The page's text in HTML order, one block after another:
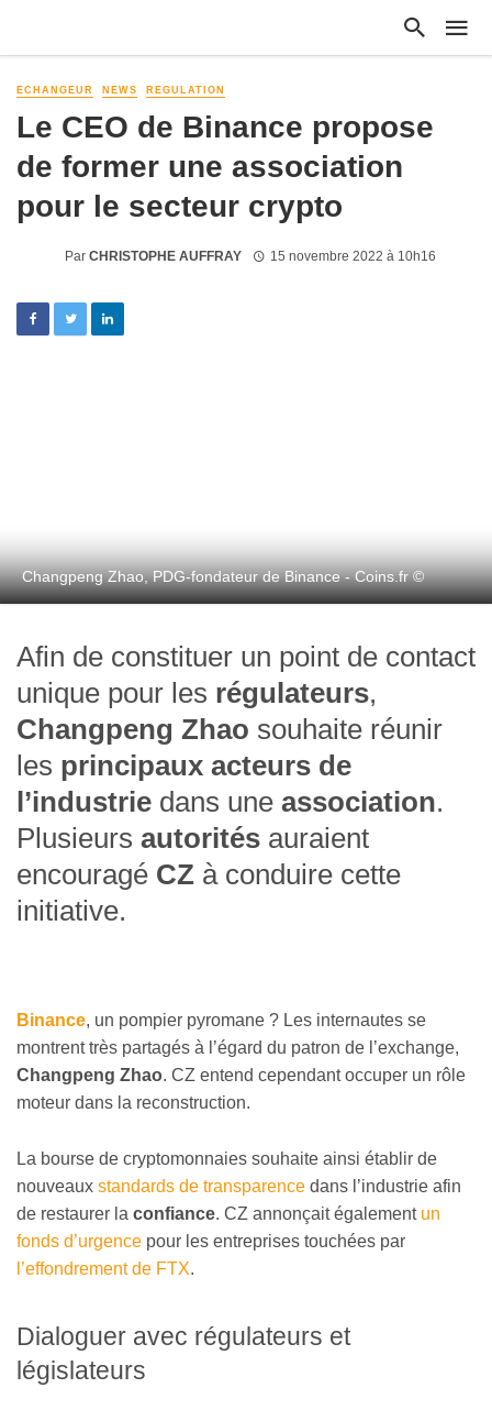
ECHANGEUR NEWS REGULATION
Le CEO de Binance propose
de former une association
pour le secteur crypto
Par CHRISTOPHE AUFFRAY 15 novembre 2022 à 10h16
Changpeng Zhao, PDG-fondateur de Binance - Coins.fr ©
Afin de constituer un point de contact
unique pour les régulateurs,
Changpeng Zhao souhaite réunir
les principaux acteurs de
l’industrie dans une association.
Plusieurs autorités auraient
encouragé CZ à conduire cette
initiative.
Binance, un pompier pyromane ? Les internautes se
montrent très partagés à l’égard du patron de l’exchange,
Changpeng Zhao. CZ entend cependant occuper un rôle
moteur dans la reconstruction.
La bourse de cryptomonnaies souhaite ainsi établir de
nouveaux standards de transparence dans l’industrie afin
de restaurer la confiance. CZ annonçait également un
fonds d’urgence pour les entreprises touchées par
l’effondrement de FTX.
Dialoguer avec régulateurs et
législateurs